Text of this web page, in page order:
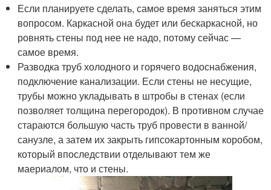
Если планируете сделать, самое время заняться этим
вопросом. Каркасной она будет или бескаркасной, но
ровнять стены под нее не надо, потому сейчас —
самое время.
Разводка труб холодного и горячего водоснабжения,
подключение канализации. Если стены не несущие,
трубы можно укладывать в штробы в стенах (если
позволяет толщина перегородок). В противном случае
стараются большую часть труб провести в ванной/
санузле, а затем их закрыть гипсокартонным коробом,
который впоследствии отделывают тем же
маериалом, что и стены.